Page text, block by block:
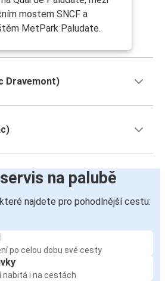
mostem SNCF a
MetPark Paludate.
Dravemont)
na palubě
najdete pro pohodlnější cestu:
po celou dobu své cesty
nabitá i na cestách